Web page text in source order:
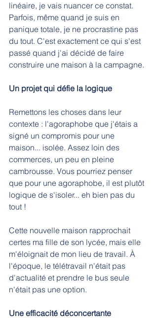
linéaire, je vais nuancer ce constat.
Parfois, même quand je suis en
panique totale, je ne procrastine pas
du tout. C'est exactement ce qui s'est
passé quand j'ai décidé de faire
construire une maison à la campagne.
Un projet qui défie la logique
Remettons les choses dans leur
contexte : l'agoraphobe que j'étais a
signé un compromis pour une
maison... isolée. Assez loin des
commerces, un peu en pleine
cambrousse. Vous pourriez penser
que pour une agoraphobe, il est plutôt
logique de s'isoler... eh bien pas du
tout !
Cette nouvelle maison rapprochait
certes ma fille de son lycée, mais elle
m'éloignait de mon lieu de travail. À
l'époque, le télétravail n'était pas
d'actualité et prendre le bus seule
n'était pas une option.
Une efficacité déconcertante